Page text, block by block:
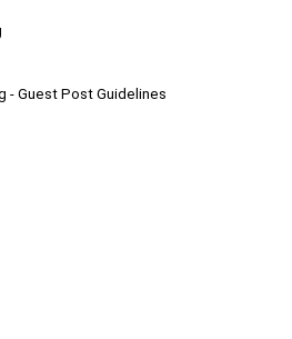
- Guest Post Guidelines